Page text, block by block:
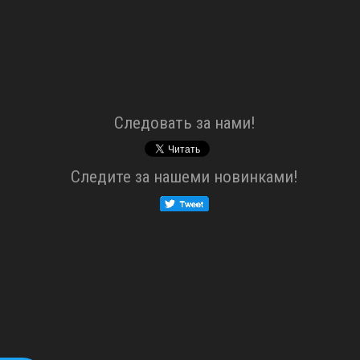
Cледовать за нами!
Cледите за нашеми новинками!